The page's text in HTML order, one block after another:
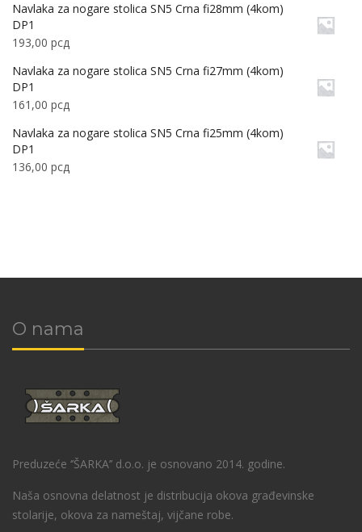
Navlaka za nogare stolica SN5 Crna fi28mm (4kom)
DP1
193,00 рсд
Navlaka za nogare stolica SN5 Crna fi27mm (4kom)
DP1
161,00 рсд
Navlaka za nogare stolica SN5 Crna fi25mm (4kom)
DP1
136,00 рсд
O nama
Preduzeće ‘’ŠARKA’’ d.o.o. je osnovano 2014. godine.
Naša osnovna delatnost je distribucija okova građevinske
stolarije, okova za nameštaj, vijčane robe.